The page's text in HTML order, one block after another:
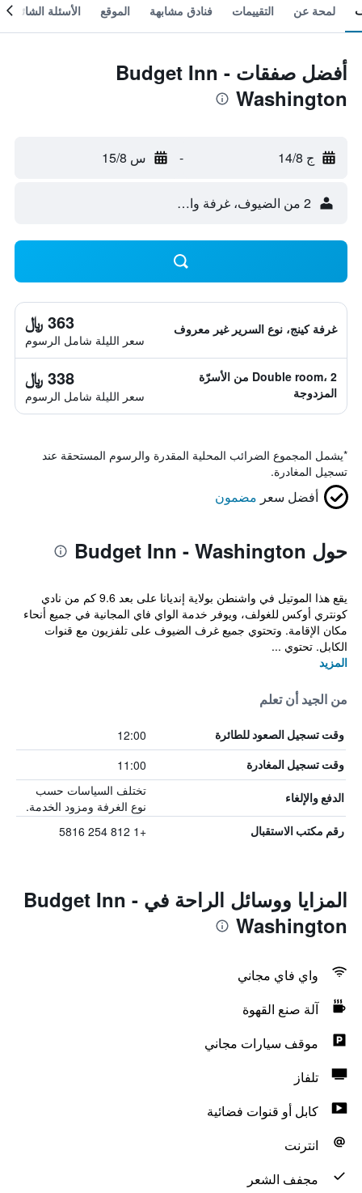
لمحة عن التقييمات فنادق مشابهة الموقع الأسئلة الشائعة
أفضل صفقات Budget Inn -
Washington
ج 14/8 - س 15/8
2 من الضيوف، غرفة واحدة
غرفة كينج، نوع السرير غير معروف 363 ﷼
سعر الليلة شامل الرسوم
Double room، 2 من الأسرّة
المزدوجة
338 ﷼
سعر الليلة شامل الرسوم
*يشمل المجموع الضرائب المحلية المقدرة والرسوم المستحقة عند
تسجيل المغادرة.
أفضل سعر مضمون
حول Budget Inn - Washington
يقع هذا الموتيل في واشنطن بولاية إنديانا على بعد 9.6 كم من نادي
كونتري أوكس للغولف، ويوفر خدمة الواي فاي المجانية في جميع أنحاء
مكان الإقامة. وتحتوي جميع غرف الضيوف على تلفزيون مع قنوات
الكابل. تحتوي ...
المزيد
من الجيد أن تعلم
وقت تسجيل الصعود للطائرة 12:00
وقت تسجيل المغادرة 11:00
الدفع والإلغاء
تختلف السياسات حسب
نوع الغرفة ومزود الخدمة.
رقم مكتب الاستقبال +1 812 254 5816
المزايا ووسائل الراحة في Budget Inn -
Washington
واي فاي مجاني
آلة صنع القهوة
موقف سيارات مجاني
تلفاز
كابل أو قنوات فضائية
انترنت
مجفف الشعر